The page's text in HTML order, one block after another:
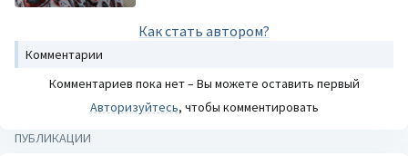
Как стать автором?
Комментарии
Комментариев пока нет – Вы можете оставить первый
Авторизуйтесь, чтобы комментировать
ПУБЛИКАЦИИ